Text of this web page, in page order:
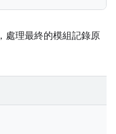
處理最終的模組記錄原